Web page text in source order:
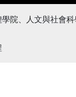
院、人文與社會